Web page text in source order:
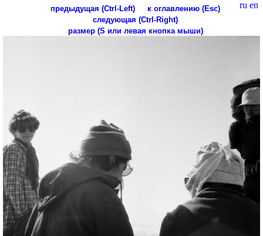
ru en
предыдущая (Ctrl-Left)
к оглавлению (Esc)
следующая (Ctrl-Right)
размер (S или левая кнопка мыши)